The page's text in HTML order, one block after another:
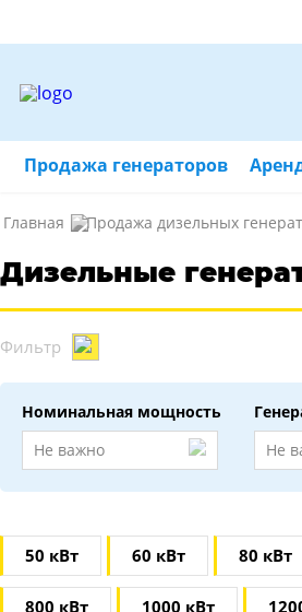
Продажа генераторов
Главная Продажа дизельных
Дизельные
Фильтр
Номинальная мощность
Не важно
Не
50 кВт 60 кВт 80 кВт
800 кВт 1000 кВт